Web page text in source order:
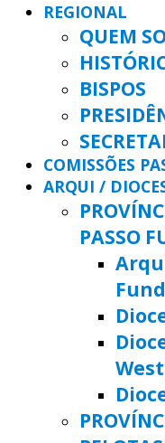
REGIONAL
QUEM
BISPOS
COMISSÕES
ARQUI /
PASSO